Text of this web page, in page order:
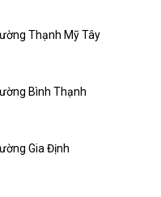
Thạnh Mỹ Tây
Bình Thạnh
Gia Định